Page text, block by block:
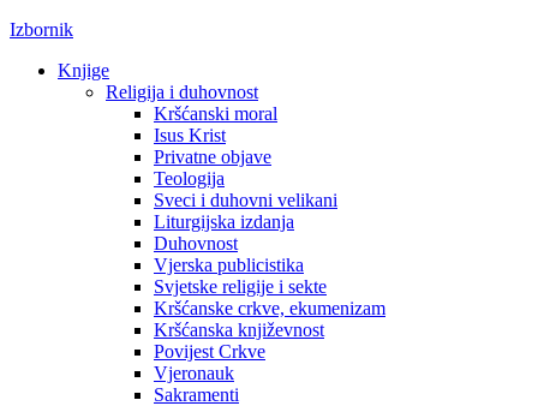
Izbornik
Knjige
Religija i duhovnost
Kršćanski moral
Isus Krist
Privatne objave
Teologija
Sveci i duhovni velikani
Liturgijska izdanja
Duhovnost
Vjerska publicistika
Svjetske religije i sekte
Kršćanske crkve, ekumenizam
Kršćanska književnost
Povijest Crkve
Vjeronauk
Sakramenti